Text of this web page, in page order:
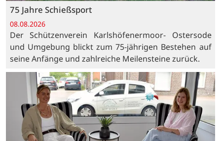
75 Jahre Schießsport
08.08.2026
Der Schützenverein Karlshöfenermoor- Ostersode
und Umgebung blickt zum 75-jährigen Bestehen auf
seine Anfänge und zahlreiche Meilensteine zurück.